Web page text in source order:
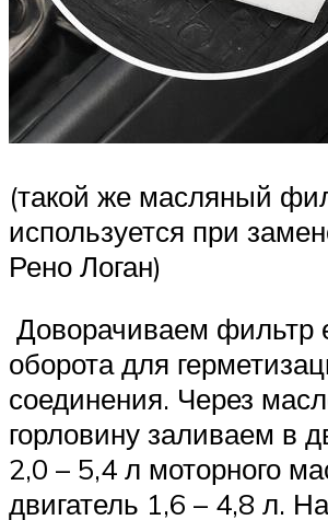
(такой же масляный
используется при
Рено Логан)
Доворачиваем фильтр
оборота для
соединения. Через
горловину заливаем в
2,0 – 5,4 л моторного
двигатель 1,6 – 4,8 л.